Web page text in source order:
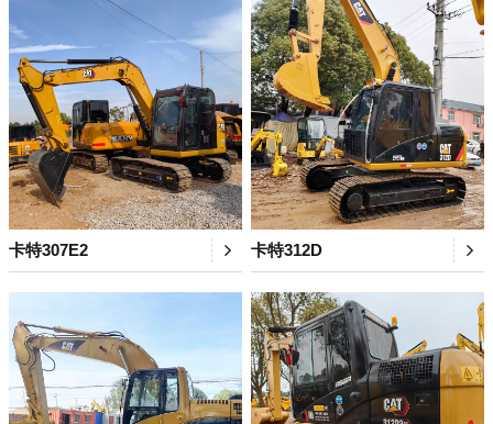
卡特307E2 卡特312D